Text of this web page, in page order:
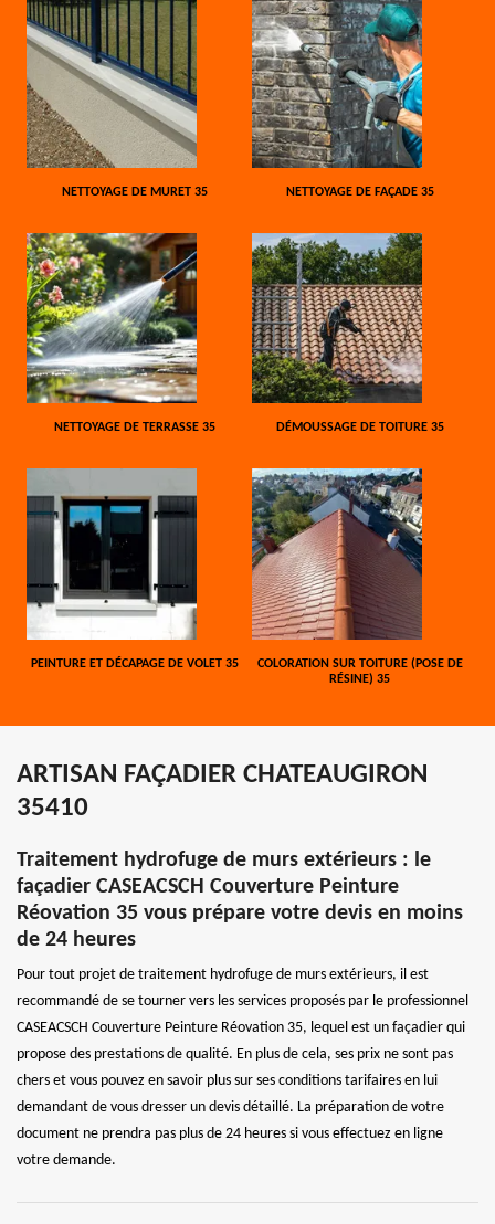
NETTOYAGE DE MURET 35 NETTOYAGE DE FAÇADE 35
NETTOYAGE DE TERRASSE 35 DÉMOUSSAGE DE TOITURE 35
PEINTURE ET DÉCAPAGE DE VOLET 35
COLORATION SUR TOITURE (POSE DE
RÉSINE) 35
ARTISAN FAÇADIER CHATEAUGIRON
35410
Traitement hydrofuge de murs extérieurs : le
façadier CASEACSCH Couverture Peinture
Réovation 35 vous prépare votre devis en moins
de 24 heures
Pour tout projet de traitement hydrofuge de murs extérieurs, il est
recommandé de se tourner vers les services proposés par le professionnel
CASEACSCH Couverture Peinture Réovation 35, lequel est un façadier qui
propose des prestations de qualité. En plus de cela, ses prix ne sont pas
chers et vous pouvez en savoir plus sur ses conditions tarifaires en lui
demandant de vous dresser un devis détaillé. La préparation de votre
document ne prendra pas plus de 24 heures si vous effectuez en ligne
votre demande.